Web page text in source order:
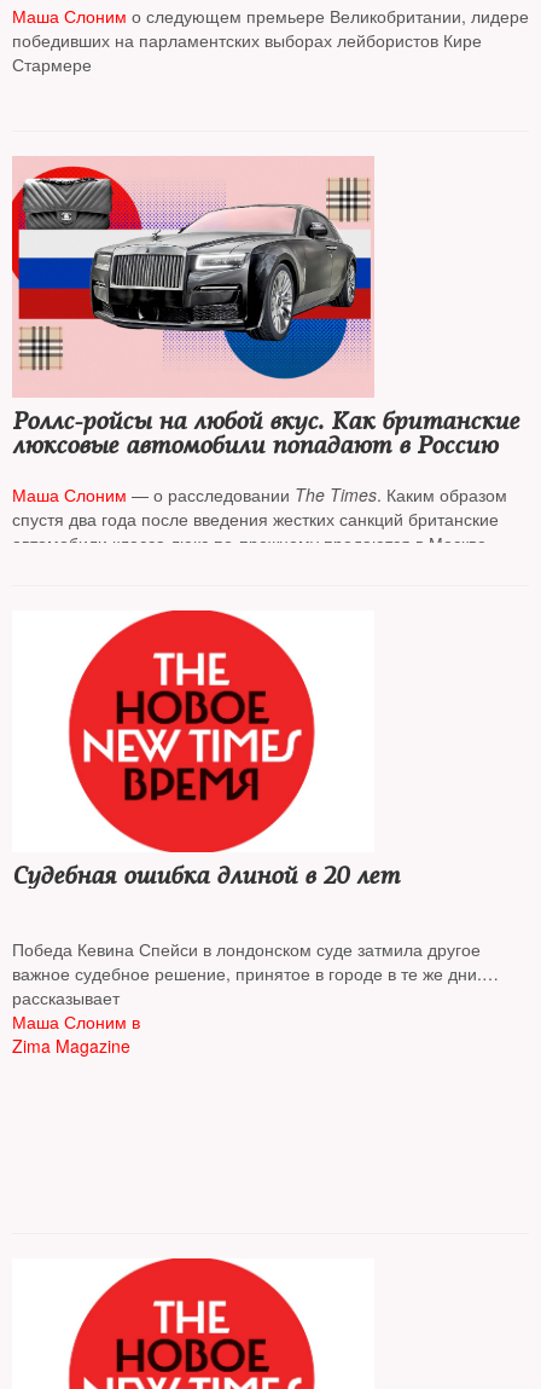
Маша Слоним о следующем премьере Великобритании, лидере
победивших на парламентских выборах лейбористов Кире
Стармере
Роллс-ройсы на любой вкус. Как британские
люксовые автомобили попадают в Россию
Маша Слоним — о расследовании The Times. Каким образом
спустя два года после введения жестких санкций британские
автомобили класса люкс по-прежнему продаются в Москве
Судебная ошибка длиной в 20 лет
Победа Кевина Спейси в лондонском суде затмила другое
важное судебное решение, принятое в городе в те же дни.
Апелляционный суд признал Эндрю Малкинсона, охранника
одного из торговых центров в Англии, дело на которого завели
еще в 2003 году, невиновным в изнасиловании. Подробнее об
рассказывает
Маша Слоним в
Zima Magazine